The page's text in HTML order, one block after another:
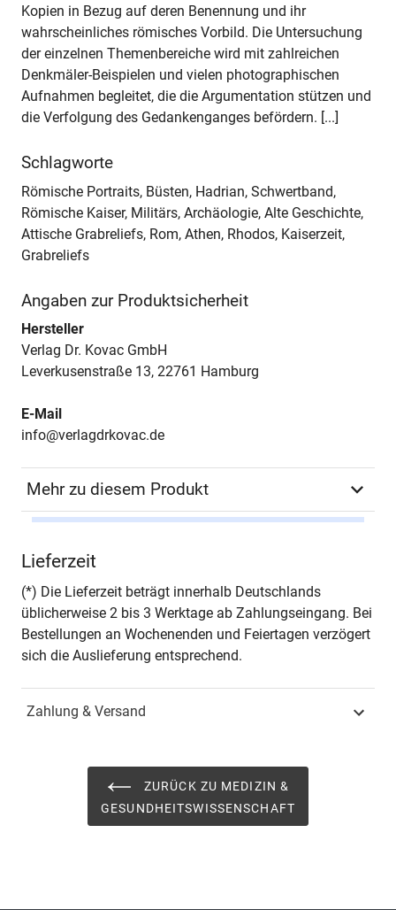
Kopien in Bezug auf deren Benennung und ihr
wahrscheinliches römisches Vorbild. Die Untersuchung
der einzelnen Themenbereiche wird mit zahlreichen
Denkmäler-Beispielen und vielen photographischen
Aufnahmen begleitet, die die Argumentation stützen und
die Verfolgung des Gedankenganges befördern. [...]
Schlagworte
Römische Portraits, Büsten, Hadrian, Schwertband,
Römische Kaiser, Militärs, Archäologie, Alte Geschichte,
Attische Grabreliefs, Rom, Athen, Rhodos, Kaiserzeit,
Grabreliefs
Angaben zur Produktsicherheit
Hersteller
Verlag Dr. Kovac GmbH
Leverkusenstraße 13, 22761 Hamburg
E-Mail
info@verlagdrkovac.de
Mehr zu diesem Produkt
Seiten 134
Jahr Hamburg 2021
Schriftenreihe
1435-7445
Lieferzeit
(*) Die Lieferzeit beträgt innerhalb Deutschlands
üblicherweise 2 bis 3 Werktage ab Zahlungseingang. Bei
Bestellungen an Wochenenden und Feiertagen verzögert
sich die Auslieferung entsprechend.
Zahlung & Versand
ZURÜCK ZU MEDIZIN &
GESUNDHEITSWISSENSCHAFT